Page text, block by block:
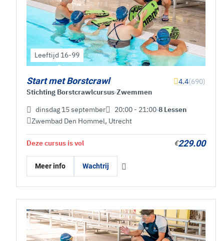
Leeftijd 16-99
Start met Borstcrawl 4.4(690)
Stichting Borstcrawlcursus Zwemmen
dinsdag 15 september
20:00 - 21:00 8 Lessen
Zwembad Den Hommel, Utrecht
Deze cursus is vol €229.00
Meer info Wachtrij